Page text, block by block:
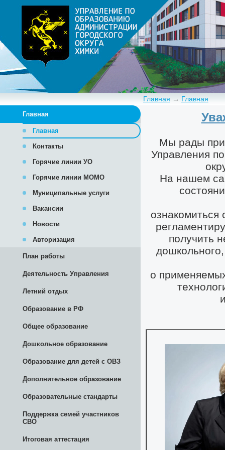
Главная → Главная
Главная
Главная
Контакты
Горячие линии УО
Горячие линии МОМО
Муниципальные услуги
Вакансии
Новости
Авторизация
План работы
Деятельность Управления
Летний отдых
Образование в РФ
Общее образование
Дошкольное образование
Образование для детей с ОВЗ
Дополнительное образование
Образовательные стандарты
Поддержка семей участников
СВО
Итоговая аттестация